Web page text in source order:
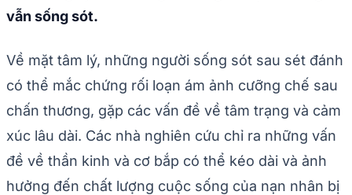
vẫn sống sót.
Về mặt tâm lý, những người sống sót sau sét đánh
có thể mắc chứng rối loạn ám ảnh cưỡng chế sau
chấn thương, gặp các vấn đề về tâm trạng và cảm
xúc lâu dài. Các nhà nghiên cứu chỉ ra những vấn
đề về thần kinh và cơ bắp có thể kéo dài và ảnh
hưởng đến chất lượng cuộc sống của nạn nhân bị